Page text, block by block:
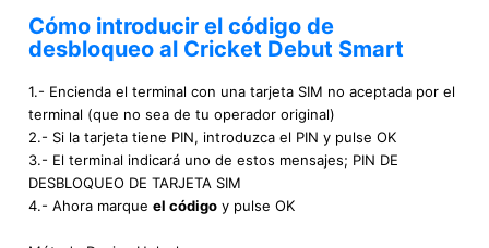
Cómo introducir el código de
desbloqueo al Cricket Debut Smart
1.- Encienda el terminal con una tarjeta SIM no aceptada por el
terminal (que no sea de tu operador original)
2.- Si la tarjeta tiene PIN, introduzca el PIN y pulse OK
3.- El terminal indicará uno de estos mensajes; PIN DE
DESBLOQUEO DE TARJETA SIM
4.- Ahora marque el código y pulse OK